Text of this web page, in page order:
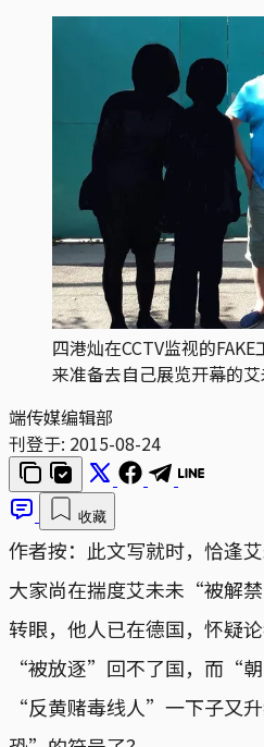
四港灿在CCTV监视的
来准备去自己展览开幕的艾
端传媒编辑部
刊登于: 2015-08-24
收藏
作者按：此文写就时，恰逢
大家尚在揣度艾未未“被解
转眼，他人已在德国，怀疑
“被放逐”回不了国，而“
“反黄赌毒线人”一下子又